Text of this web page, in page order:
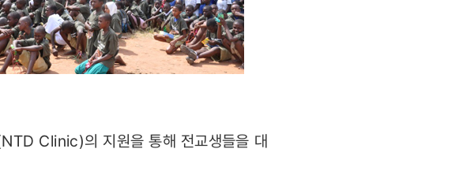
Clinic)의 지원을 통해 전교생들을 대